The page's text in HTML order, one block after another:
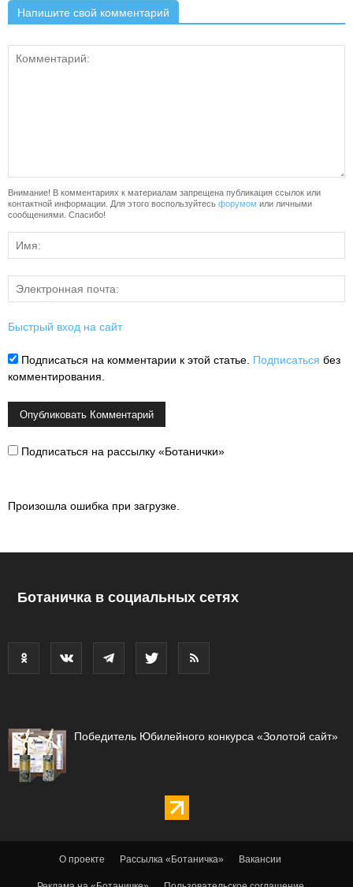
Напишите свой комментарий
Внимание! В комментариях к материалам запрещена публикация ссылок или
контактной информации. Для этого воспользуйтесь форумом или личными
сообщениями. Спасибо!
Быстрый вход на сайт
Подписаться на комментарии к этой статье. Подписаться без
комментирования.
Подписаться на рассылку «Ботанички»
Произошла ошибка при загрузке.
Ботаничка в социальных сетях
Победитель Юбилейного конкурса «Золотой сайт»
О проекте Рассылка «Ботаничка» Вакансии